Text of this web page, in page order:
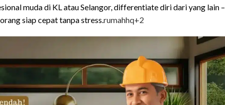
muda di KL atau Selangor, differentiate diri dari yang lain –
siap cepat tanpa stress.rumahhq+2